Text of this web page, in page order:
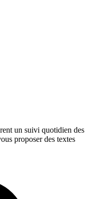
un suivi quotidien des
proposer des textes